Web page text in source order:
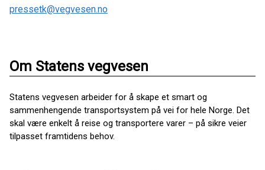
pressetk@vegvesen.no
Om Statens vegvesen
Statens vegvesen arbeider for å skape et smart og
sammenhengende transportsystem på vei for hele Norge. Det
skal være enkelt å reise og transportere varer – på sikre veier
tilpasset framtidens behov.